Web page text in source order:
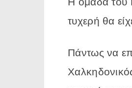
τυχερή θα
Πάντως να